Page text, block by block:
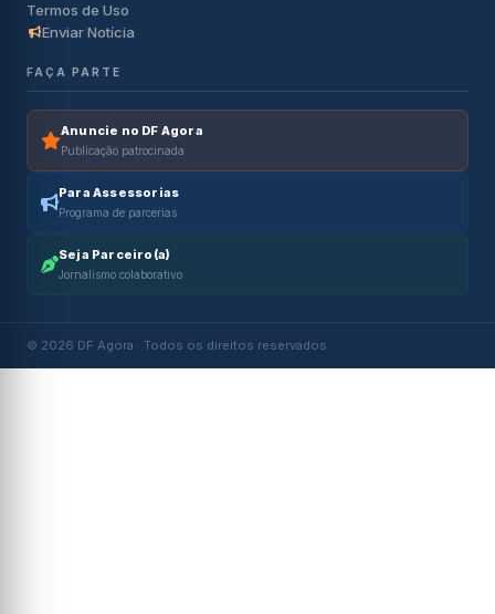
Termos de Uso
Enviar Notícia
FAÇA PARTE
Anuncie no DF Agora
Publicação patrocinada
Para Assessorias
Programa de parcerias
Seja Parceiro(a)
Jornalismo colaborativo
© 2026 DF Agora · Todos os direitos reservados